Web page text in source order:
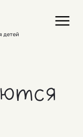
детей